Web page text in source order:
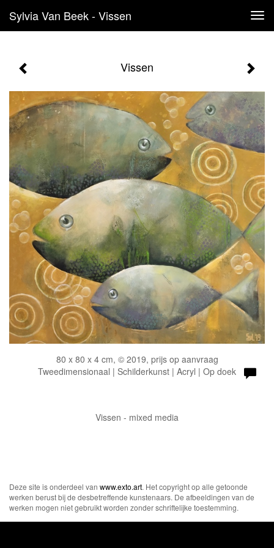
Sylvia Van Beek - Vissen
Vissen
80 x 80 x 4 cm, © 2019, prijs op aanvraag
Tweedimensionaal | Schilderkunst | Acryl | Op doek
Vissen - mixed media
Deze site is onderdeel van www.exto.art. Het copyright op alle getoonde
werken berust bij de desbetreffende kunstenaars. De afbeeldingen van de
werken mogen niet gebruikt worden zonder schriftelijke toestemming.